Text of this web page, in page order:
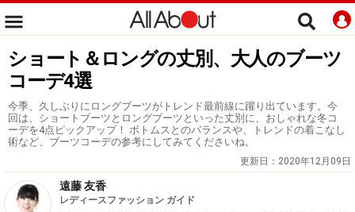
ショート＆ロングの丈別、大人のブーツ
コーデ4選
今季、久しぶりにロングブーツがトレンド最前線に躍り出ています。今
回は、ショートブーツとロングブーツといった丈別に、おしゃれな冬コ
ーデを4点ピックアップ！ ボトムスとのバランスや、トレンドの着こなし
術など、ブーツコーデの参考にしてみてくださいね。
更新日： 2020年12月09日
遠藤 友香
レディースファッション ガイド